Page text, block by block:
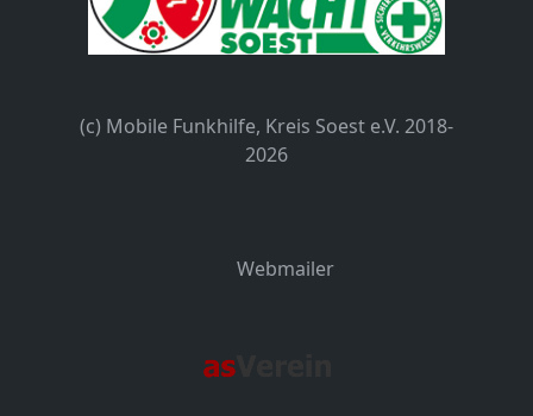
(c) Mobile Funkhilfe, Kreis Soest e.V. 2018-
2026
Webmailer